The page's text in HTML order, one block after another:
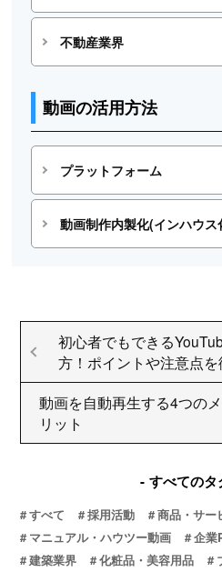
不動産業界
動画の活用方法
プラットフォーム
動画制作内製化(インハウス
初心者でもできる
方！ポイントや注意点を
動画を自動再生する4つの
リット
すべてのタ
すべて 採用活動
商品・サー
マニュアル・ハウツー動画
企業
建築業界
化粧品・美容用品